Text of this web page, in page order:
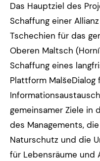
Das Hauptziel des
Schaffung einer
Tschechien für das
Oberen Maltsch
Schaffung eines
Plattform MalšeDialog
gemeinsamer Ziele in
des Managements,
Naturschutz und die
für Lebensräume und